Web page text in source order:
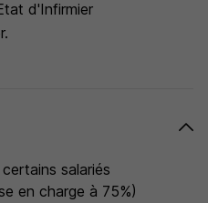
d'Infirmier
certains salariés
en charge à 75%)